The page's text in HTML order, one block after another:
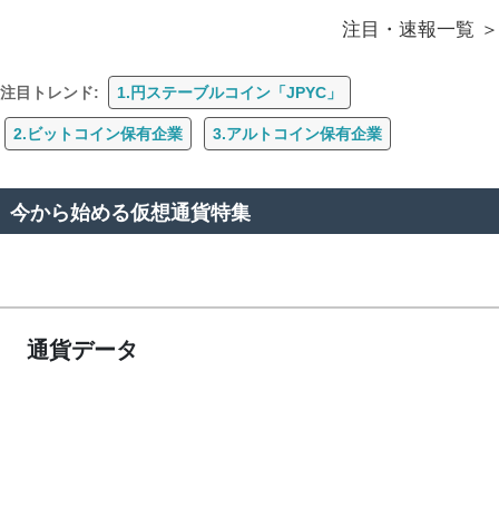
注目・速報一覧
注目トレンド: 1.円ステーブルコイン「JPYC」
2.ビットコイン保有企業 3.アルトコイン保有企業
今から始める仮想通貨特集
通貨データ